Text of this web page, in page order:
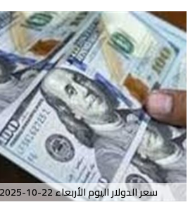
سعر الدولار اليوم الأربعاء 22-10-2025 قبل بداية التعاملات